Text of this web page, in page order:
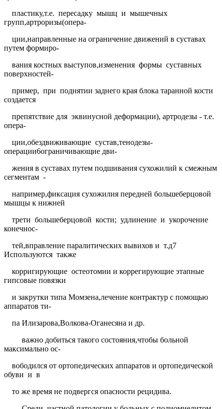
пластику,т.е. пересадку мышц и мышечных
групп,артроризы(опера-
ции,направленные на ограничение движений в суставах
путем формиро-
вания костных выступов,изменения формы суставных
поверхностей-
пример, при поднятии заднего края блока таранной кости
создается
препятствие для эквинусной деформации), артродезы - т.е.
опера-
ции,обездвиживающие сустав,тенодезы-
операции6ограничивающие дви-
жения в суставах путем подшивания сухожилий к смежным
сегментам -
например,фиксация сухожилия передней большеберцовой
мышцы к нижней
трети большеберцовой кости; удлинение и укорочение
конечнос-
тей,вправление паралитических вывихов и т.д7
Используются также
корригирующие остеотомии и коррегирующие этапные
гипсовые повязки
и закрутки типа Момзена,лечение контрактур с помощью
аппаратов ти-
па Илизарова,Волкова-Оганесяна и др.
важно добиться такого состояния,чтобы больной
максимально ос-
вободился от ортопедических аппаратов и ортопедической
обуви и в
то же время не подвергся опасности рецидива.